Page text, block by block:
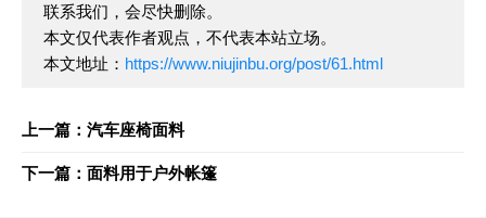
联系我们，会尽快删除。
本文仅代表作者观点，不代表本站立场。
本文地址： https://www.niujinbu.org/post/61.html
上一篇：汽车座椅面料
下一篇：面料用于户外帐篷